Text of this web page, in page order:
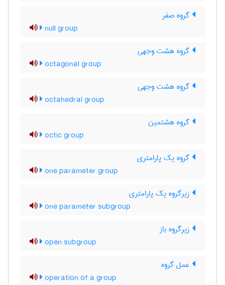
گروه صفر
null group
گروه هشت وجهی
octagonal group
گروه هشت وجهی
octahedral group
گروه هشتمین
octic group
گروه یک پارامتری
one parameter group
زیرگروه یک پارامتری
one parameter subgroup
زیرگروه باز
open subgroup
عمل گروه
operation of a group